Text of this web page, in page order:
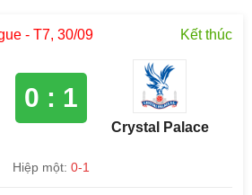
- T7, 30/09 Kết thúc
0 : 1
Crystal Palace
Hiệp một: 0-1